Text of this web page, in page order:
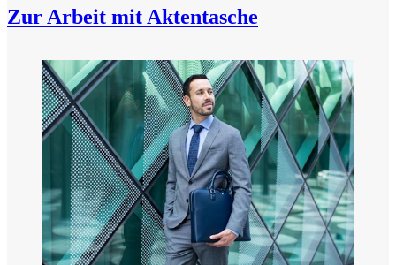
Zur Arbeit mit Aktentasche